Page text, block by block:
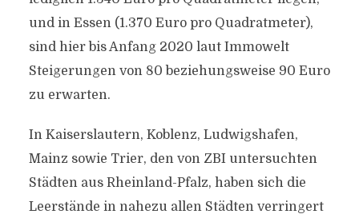
und in Essen (1.370 Euro pro Quadratmeter),
sind hier bis Anfang 2020 laut Immowelt
Steigerungen von 80 beziehungsweise 90 Euro
zu erwarten.
In Kaiserslautern, Koblenz, Ludwigshafen,
Mainz sowie Trier, den von ZBI untersuchten
Städten aus Rheinland-Pfalz, haben sich die
Leerstände in nahezu allen Städten verringert